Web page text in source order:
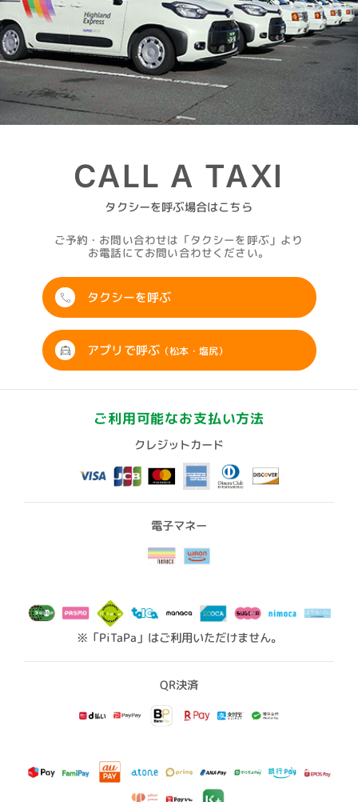
タクシーを呼ぶ場合はこちら
ご予約・お問い合わせは「タクシーを呼ぶ」より
お電話にてお問い合わせください。
CALL A TAXI
タクシーを呼ぶ
アプリで呼ぶ（松本・塩尻）
ご利用可能なお支払い方法
クレジットカード
電子マネー
※「PiTaPa」はご利用いただけません。
QR決済